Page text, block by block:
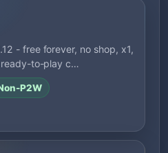
- free forever, no shop, x1,
ready-to-play c…
P2W